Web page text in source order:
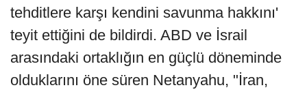
tehditlere karşı kendini savunma hakkını'
teyit ettiğini de bildirdi. ABD ve İsrail
arasındaki ortaklığın en güçlü döneminde
olduklarını öne süren Netanyahu, "İran,